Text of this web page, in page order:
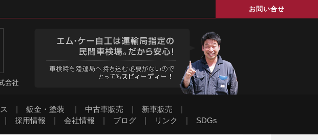
お問い合せ
鈑金・塗装 中古車販売 新車販売
採用情報 会社情報 ブログ リンク SDGs